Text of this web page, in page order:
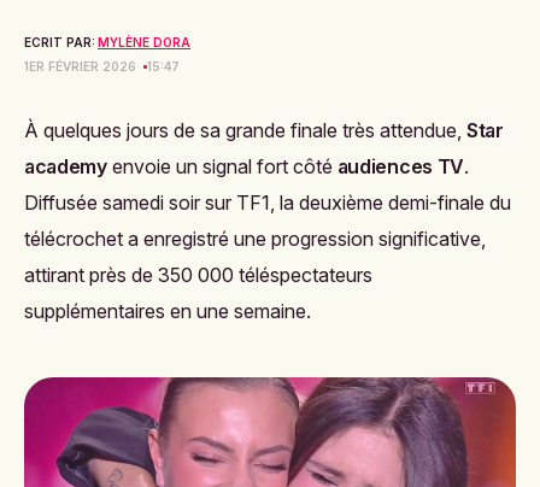
ECRIT PAR: MYLÈNE DORA
1ER FÉVRIER 2026
15:47
À quelques jours de sa grande finale très attendue, Star
academyenvoie un signal fort côté audiences TV.
Diffusée samedi soir sur TF1, la deuxième demi-finale du
télécrochet a enregistré une progression significative,
attirant près de 350 000 téléspectateurs
supplémentaires en une semaine.